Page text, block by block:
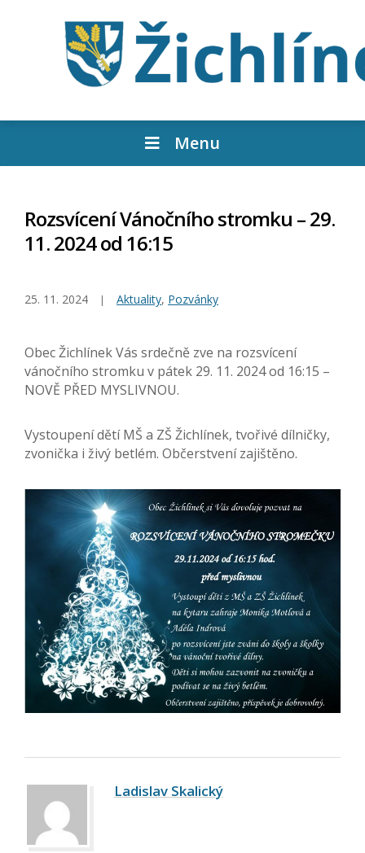
Menu
Rozsvícení Vánočního stromku – 29.
11. 2024 od 16:15
25. 11. 2024 Aktuality, Pozvánky
Obec Žichlínek Vás srdečně zve na rozsvícení
vánočního stromku v pátek 29. 11. 2024 od 16:15 –
NOVĚ PŘED MYSLIVNOU.
Vystoupení dětí MŠ a ZŠ Žichlínek, tvořivé dílničky,
zvonička i živý betlém. Občerstvení zajištěno.
Ladislav Skalický